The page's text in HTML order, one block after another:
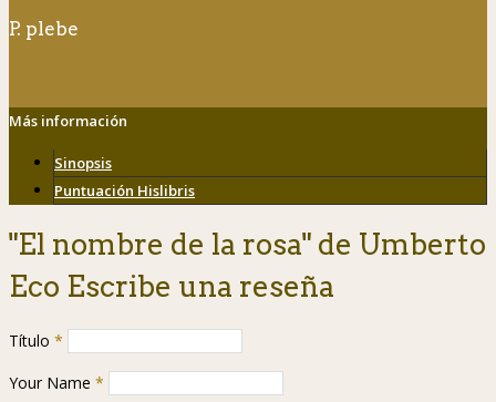
P. plebe
Más información
Sinopsis
Puntuación Hislibris
"El nombre de la rosa" de Umberto
Eco Escribe una reseña
Título *
Your Name *